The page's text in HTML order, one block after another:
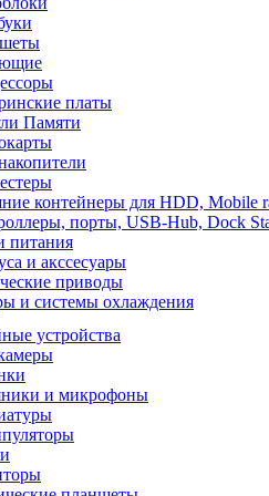
платы
Памяти
контейнеры для HDD, Mobile
порты, USB-Hub, Dock
питания
и акссесуары
приводы
и системы охлаждения
устройства
и микрофоны